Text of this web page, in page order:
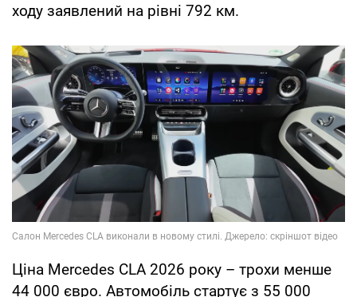
ходу заявлений на рівні 792 км.
Ціна Mercedes CLA 2026 року – трохи менше
44 000 євро. Автомобіль стартує з 55 000